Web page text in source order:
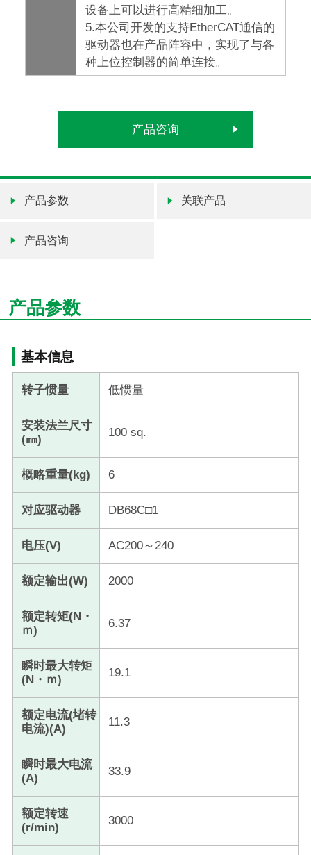
设备上可以进行高精细加工。
5.本公司开发的支持EtherCAT通信的
驱动器也在产品阵容中，实现了与各
种上位控制器的简单连接。
产品咨询
产品参数 关联产品
产品咨询
产品参数
基本信息
转子惯量 低惯量
安装法兰尺寸
(㎜)
100 sq.
概略重量(kg) 6
对应驱动器 DB68C□1
电压(V) AC200～240
额定输出(W) 2000
额定转矩(N・
ｍ)
6.37
瞬时最大转矩
(N・ｍ)
19.1
额定电流(堵转
电流)(A)
11.3
瞬时最大电流
(A)
33.9
额定转速
(r/min)
3000